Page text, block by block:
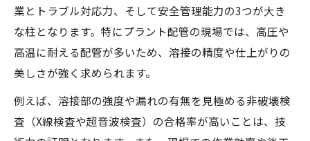
業とトラブル対応力、そして安全管理能力の3つが大き
な柱となります。特にプラント配管の現場では、高圧や
高温に耐える配管が多いため、溶接の精度や仕上がりの
美しさが強く求められます。
例えば、溶接部の強度や漏れの有無を見極める非破壊検
査（X線検査や超音波検査）の合格率が高いことは、技